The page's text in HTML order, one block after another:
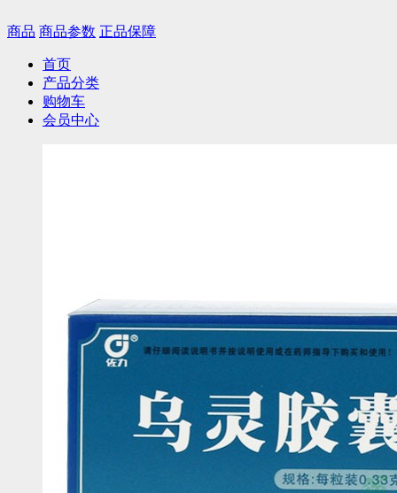
商品 商品参数 正品保障
首页
产品分类
购物车
会员中心